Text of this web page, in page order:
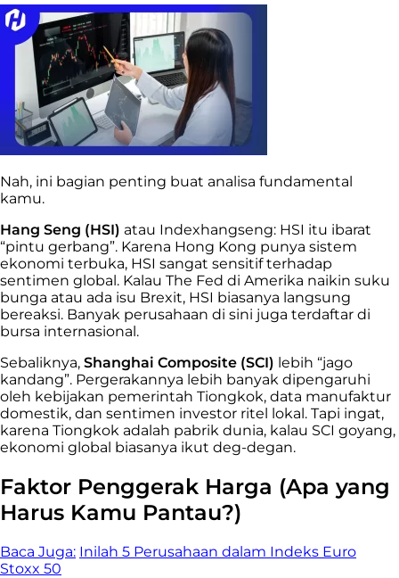
Nah, ini bagian penting buat analisa fundamental
kamu.
Hang Seng (HSI) atau Indexhangseng: HSI itu ibarat
“pintu gerbang”. Karena Hong Kong punya sistem
ekonomi terbuka, HSI sangat sensitif terhadap
sentimen global. Kalau The Fed di Amerika naikin suku
bunga atau ada isu Brexit, HSI biasanya langsung
bereaksi. Banyak perusahaan di sini juga terdaftar di
bursa internasional.
Sebaliknya, Shanghai Composite (SCI) lebih “jago
kandang”. Pergerakannya lebih banyak dipengaruhi
oleh kebijakan pemerintah Tiongkok, data manufaktur
domestik, dan sentimen investor ritel lokal. Tapi ingat,
karena Tiongkok adalah pabrik dunia, kalau SCI goyang,
ekonomi global biasanya ikut deg-degan.
Faktor Penggerak Harga (Apa yang
Harus Kamu Pantau?)
Baca Juga: Inilah 5 Perusahaan dalam Indeks Euro
Stoxx 50